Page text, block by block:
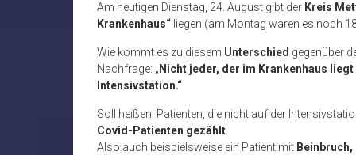
Am heutigen Dienstag, 24. August gibt der Kreis
Krankenhaus“ liegen (am Montag waren es noch
Wie kommt es zu diesem Unterschied gegenüber
Nachfrage: „ Nicht jeder, der im Krankenhaus
Intensivstation.“
Soll heißen: Patienten, die nicht auf der
Covid-Patienten gezählt
Also auch beispielsweise ein Patient mit